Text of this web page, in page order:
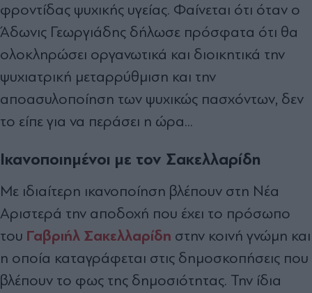
φροντίδας ψυχικής υγείας. Φαίνεται ότι όταν ο
Άδωνις Γεωργιάδης δήλωσε πρόσφατα ότι θα
ολοκληρώσει οργανωτικά και διοικητικά την
ψυχιατρική μεταρρύθμιση και την
αποασυλοποίηση των ψυχικώς πασχόντων, δεν
το είπε για να περάσει η ώρα...
Ικανοποιημένοι με τον Σακελλαρίδη
Με ιδιαίτερη ικανοποίηση βλέπουν στη Νέα
Αριστερά την αποδοχή που έχει το πρόσωπο
του Γαβριήλ Σακελλαρίδη στην κοινή γνώμη και
η οποία καταγράφεται στις δημοσκοπήσεις που
βλέπουν το φως της δημοσιότητας. Την ίδια